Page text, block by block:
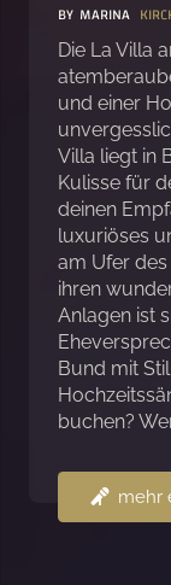
BY MARINA
Die La Villa
und einer
Villa liegt in
Kulisse für
deinen
luxuriöses
am Ufer
ihren
Anlagen ist
Bund mit
buchen?
mehr